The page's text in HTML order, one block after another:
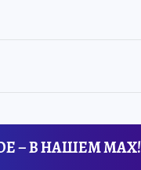
– В НАШЕМ MAX!